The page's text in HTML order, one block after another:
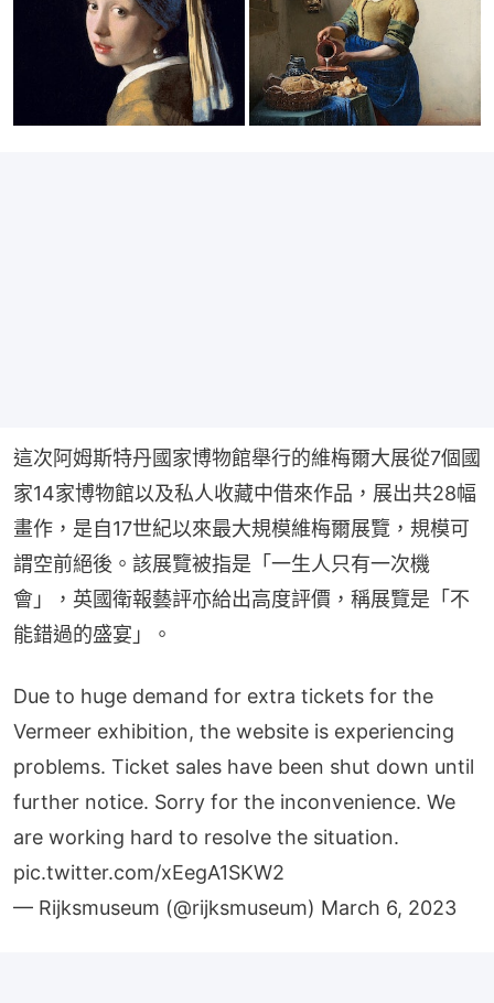
這次阿姆斯特丹國家博物館舉行的維梅爾大展從7個國
家14家博物館以及私人收藏中借來作品，展出共28幅
畫作，是自17世紀以來最大規模維梅爾展覽，規模可
謂空前絕後。該展覽被指是「一生人只有一次機
會」，英國衛報藝評亦給出高度評價，稱展覽是「不
能錯過的盛宴」。
Due to huge demand for extra tickets for the
Vermeer exhibition, the website is experiencing
problems. Ticket sales have been shut down until
further notice. Sorry for the inconvenience. We
are working hard to resolve the situation.
pic.twitter.com/xEegA1SKW2
— Rijksmuseum (@rijksmuseum) March 6, 2023